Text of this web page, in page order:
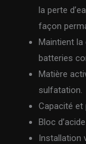
la perte
façon
Maintient
batteries
Matière
sulfatation.
Capacité et
Bloc
Installation